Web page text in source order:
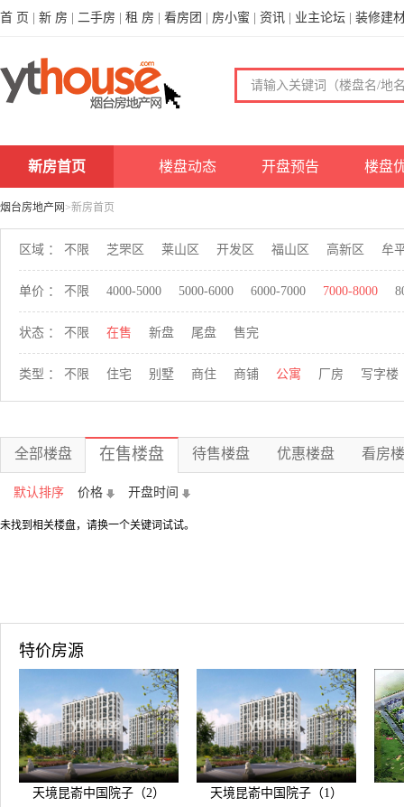
首 页 新 房 二手房 租 房 看房团 房小蜜 资讯 业主论坛 装修建
新房首页 楼盘动态 开盘预告 楼盘
烟台房地产网 >新房首页
区域 ： 不限 芝罘区 莱山区 开发区 福山区 高新区 牟
单价 ： 不限 4000-5000 5000-6000 6000-7000 7000-8000
状态 ： 不限 在售 新盘 尾盘 售完
类型 ： 不限 住宅 别墅 商住 商铺 公寓 厂房 写字楼
全部楼盘 在售楼盘 待售楼盘 优惠楼盘 看房
默认排序 价格 开盘时间
未找到相关楼盘，请换一个关键词试试。
特价房源
天境昆嵛中国院子（2）
天境昆嵛中国院子（1）